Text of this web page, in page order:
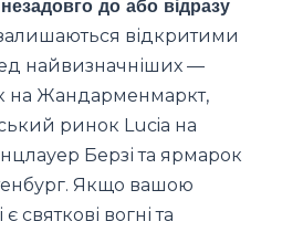
до або відразу
залишаються відкритими
найвизначніших —
на Жандарменмаркт,
ринок Lucia на
Берзі та ярмарок
Якщо вашою
вогні та